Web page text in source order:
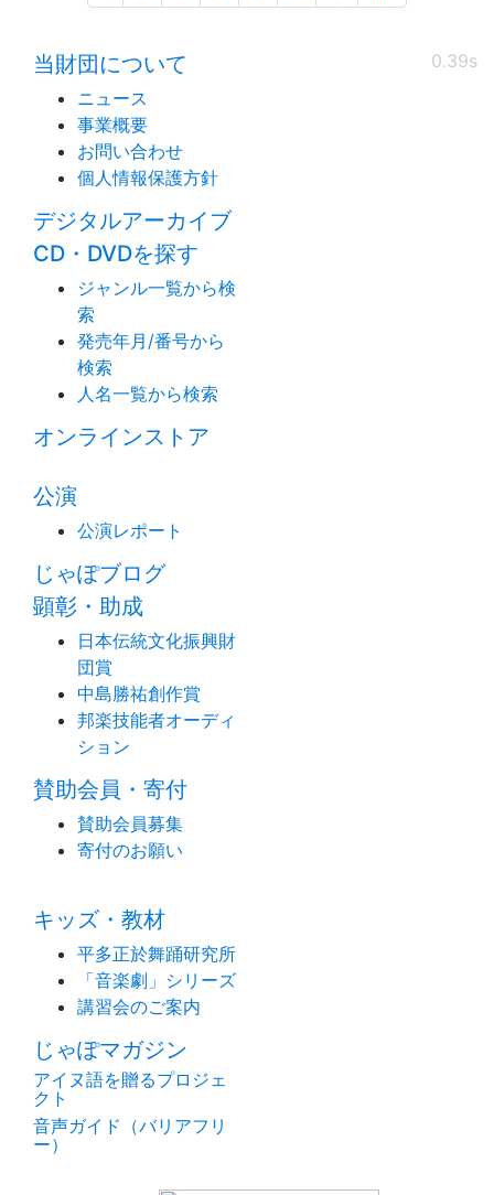
0.39s
当財団について
ニュース
事業概要
お問い合わせ
個人情報保護方針
デジタルアーカイブ
CD・DVDを探す
ジャンル一覧から検
索
発売年月/番号から
検索
人名一覧から検索
オンラインストア
公演
公演レポート
じゃぽブログ
顕彰・助成
日本伝統文化振興財
団賞
中島勝祐創作賞
邦楽技能者オーディ
ション
賛助会員・寄付
賛助会員募集
寄付のお願い
キッズ・教材
平多正於舞踊研究所
「音楽劇」シリーズ
講習会のご案内
じゃぽマガジン
アイヌ語を贈るプロジェ
クト
音声ガイド（バリアフリ
ー）